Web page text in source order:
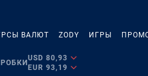
ВАЛЮТ ZODY ИГРЫ
USD 80,93
EUR 93,19